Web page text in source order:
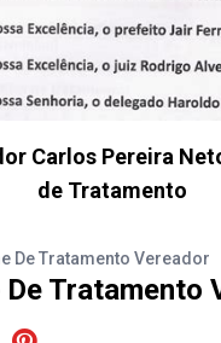
Carlos Pereira
de Tratamento
De Tratamento Vereador
Tratamento